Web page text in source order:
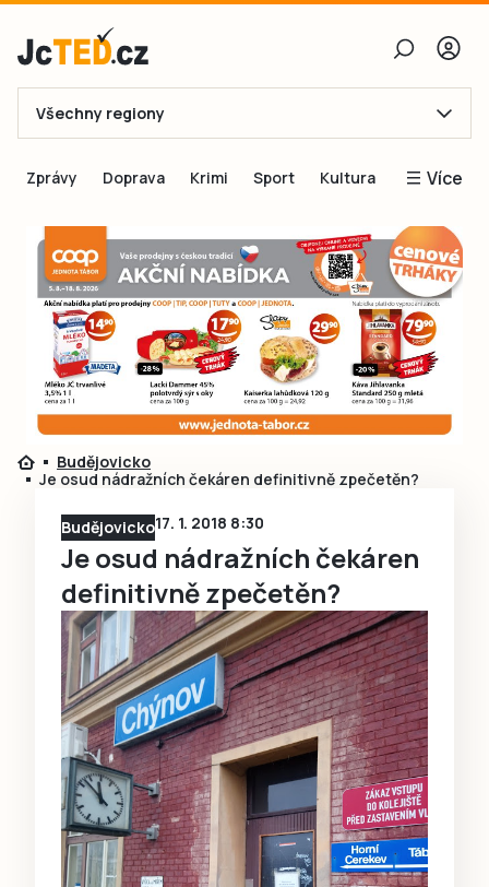
E-mail
Obnovit heslo
Přihlásit se
Přihlásit se přes Facebook
Ještě nemám účet, chci seRegistrovat
Všechny regiony
Zprávy Doprava Krimi Sport Kultura Více
Inspirace
Čtenáři píší
Speciální přílohy
Inzerce
Budějovicko
Je osud nádražních čekáren definitivně zpečetěn?
Budějovicko17. 1. 2018 8:30
Je osud nádražních čekáren
definitivně zpečetěn?